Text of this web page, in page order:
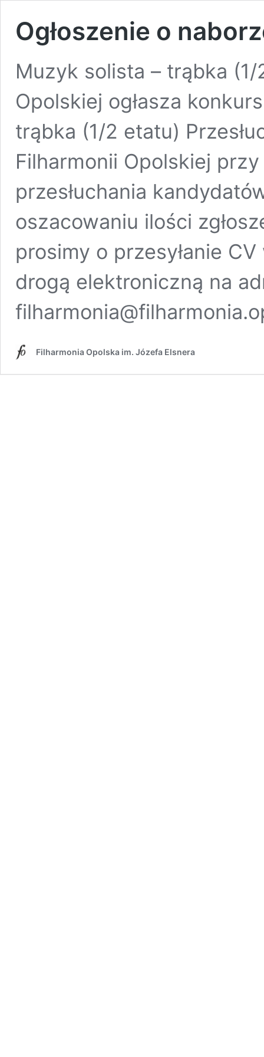
Ogłoszenie o
Muzyk solista – trąbka
Opolskiej ogłasza
trąbka (1/2 etatu)
Filharmonii Opolskiej
przesłuchania
oszacowaniu ilości
prosimy o przesyłanie
drogą elektroniczną na
Filharmonia Opolska im. Józefa Elsnera